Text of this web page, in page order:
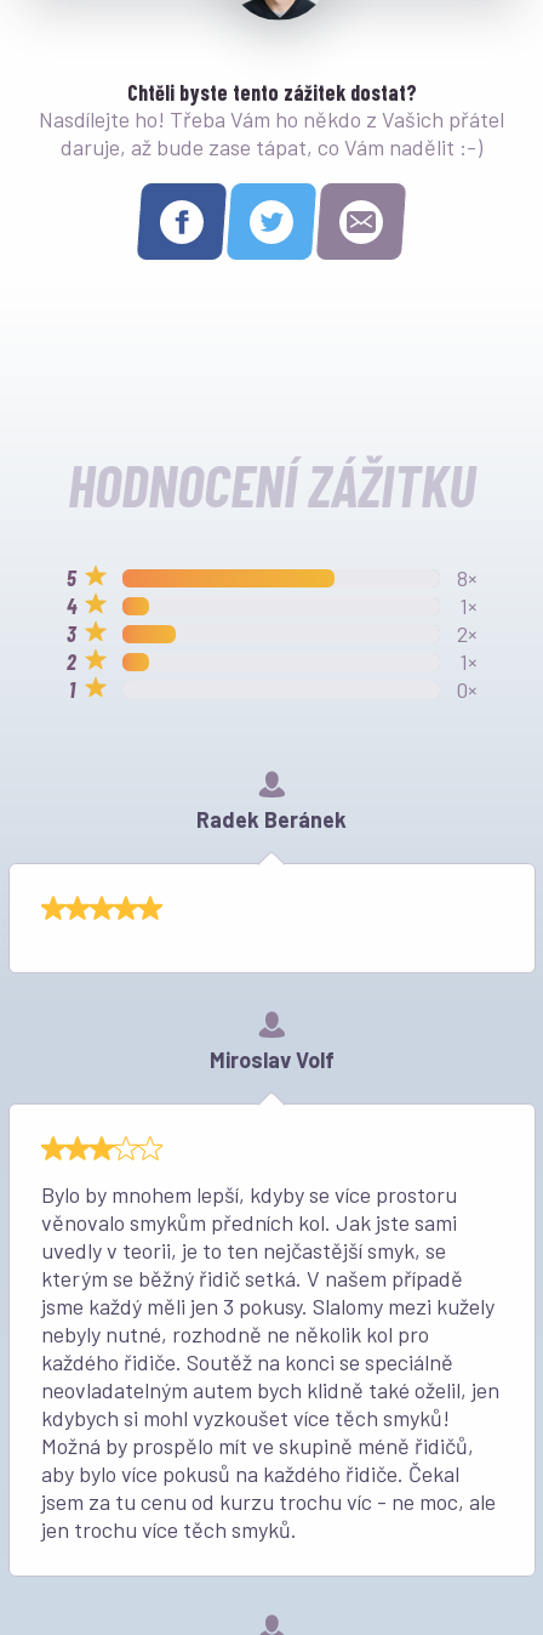
Chtěli byste tento zážitek dostat?
Nasdílejte ho! Třeba Vám ho někdo z Vašich přátel
daruje, až bude zase tápat, co Vám nadělit :-)
HODNOCENÍ ZÁŽITKU
8×
1×
2×
1×
0×
Radek Beránek
Miroslav Volf
Bylo by mnohem lepší, kdyby se více prostoru
věnovalo smykům předních kol. Jak jste sami
uvedly v teorii, je to ten nejčastější smyk, se
kterým se běžný řidič setká. V našem případě
jsme každý měli jen 3 pokusy. Slalomy mezi kužely
nebyly nutné, rozhodně ne několik kol pro
každého řidiče. Soutěž na konci se speciálně
neovladatelným autem bych klidně také oželil, jen
kdybych si mohl vyzkoušet více těch smyků!
Možná by prospělo mít ve skupině méně řidičů,
aby bylo více pokusů na každého řidiče. Čekal
jsem za tu cenu od kurzu trochu víc - ne moc, ale
jen trochu více těch smyků.